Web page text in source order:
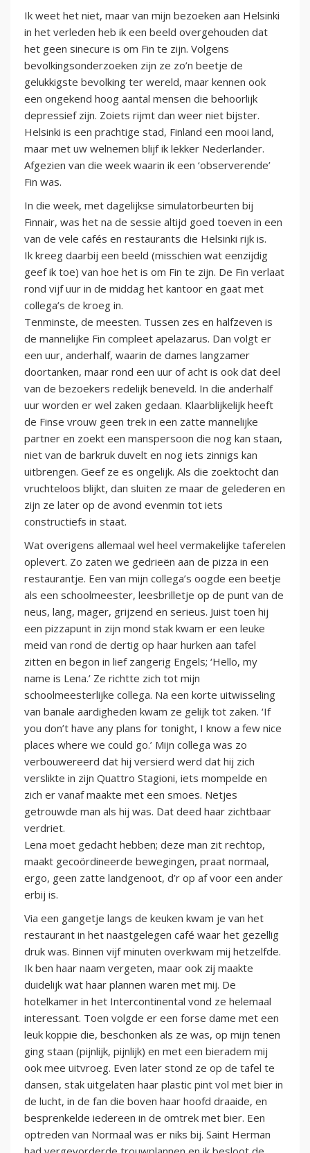
Ik weet het niet, maar van mijn bezoeken aan Helsinki
in het verleden heb ik een beeld overgehouden dat
het geen sinecure is om Fin te zijn. Volgens
bevolkingsonderzoeken zijn ze zo’n beetje de
gelukkigste bevolking ter wereld, maar kennen ook
een ongekend hoog aantal mensen die behoorlijk
depressief zijn. Zoiets rijmt dan weer niet bijster.
Helsinki is een prachtige stad, Finland een mooi land,
maar met uw welnemen blijf ik lekker Nederlander.
Afgezien van die week waarin ik een ‘observerende’
Fin was.
In die week, met dagelijkse simulatorbeurten bij
Finnair, was het na de sessie altijd goed toeven in een
van de vele cafés en restaurants die Helsinki rijk is.
Ik kreeg daarbij een beeld (misschien wat eenzijdig
geef ik toe) van hoe het is om Fin te zijn. De Fin verlaat
rond vijf uur in de middag het kantoor en gaat met
collega’s de kroeg in.
Tenminste, de meesten. Tussen zes en halfzeven is
de mannelijke Fin compleet apelazarus. Dan volgt er
een uur, anderhalf, waarin de dames langzamer
doortanken, maar rond een uur of acht is ook dat deel
van de bezoekers redelijk beneveld. In die anderhalf
uur worden er wel zaken gedaan. Klaarblijkelijk heeft
de Finse vrouw geen trek in een zatte mannelijke
partner en zoekt een manspersoon die nog kan staan,
niet van de barkruk duvelt en nog iets zinnigs kan
uitbrengen. Geef ze es ongelijk. Als die zoektocht dan
vruchteloos blijkt, dan sluiten ze maar de gelederen en
zijn ze later op de avond evenmin tot iets
constructiefs in staat.
Wat overigens allemaal wel heel vermakelijke taferelen
oplevert. Zo zaten we gedrieën aan de pizza in een
restaurantje. Een van mijn collega’s oogde een beetje
als een schoolmeester, leesbrilletje op de punt van de
neus, lang, mager, grijzend en serieus. Juist toen hij
een pizzapunt in zijn mond stak kwam er een leuke
meid van rond de dertig op haar hurken aan tafel
zitten en begon in lief zangerig Engels; ‘Hello, my
name is Lena.’ Ze richtte zich tot mijn
schoolmeesterlijke collega. Na een korte uitwisseling
van banale aardigheden kwam ze gelijk tot zaken. ‘If
you don’t have any plans for tonight, I know a few nice
places where we could go.’ Mijn collega was zo
verbouwereerd dat hij versierd werd dat hij zich
verslikte in zijn Quattro Stagioni, iets mompelde en
zich er vanaf maakte met een smoes. Netjes
getrouwde man als hij was. Dat deed haar zichtbaar
verdriet.
Lena moet gedacht hebben; deze man zit rechtop,
maakt gecoördineerde bewegingen, praat normaal,
ergo, geen zatte landgenoot, d’r op af voor een ander
erbij is.
Via een gangetje langs de keuken kwam je van het
restaurant in het naastgelegen café waar het gezellig
druk was. Binnen vijf minuten overkwam mij hetzelfde.
Ik ben haar naam vergeten, maar ook zij maakte
duidelijk wat haar plannen waren met mij. De
hotelkamer in het Intercontinental vond ze helemaal
interessant. Toen volgde er een forse dame met een
leuk koppie die, beschonken als ze was, op mijn tenen
ging staan (pijnlijk, pijnlijk) en met een bieradem mij
ook mee uitvroeg. Even later stond ze op de tafel te
dansen, stak uitgelaten haar plastic pint vol met bier in
de lucht, in de fan die boven haar hoofd draaide, en
besprenkelde iedereen in de omtrek met bier. Een
optreden van Normaal was er niks bij. Saint Herman